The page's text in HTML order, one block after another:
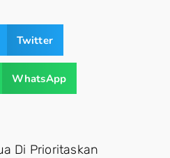
Twitter
WhatsApp
Di Prioritaskan